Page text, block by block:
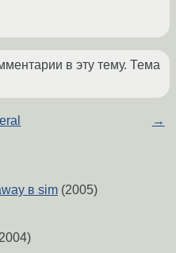
в эту тему. Тема
→
в sim (2005)